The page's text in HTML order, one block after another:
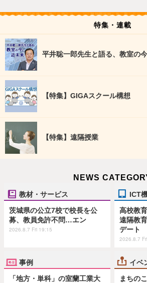
特集・連載
平井聡一郎先生と語る、教室の
【特集】GIGAスクール構想
【特集】遠隔授業
NEWS
教材・サービス
茨城県の公立7校で校長を公
募、教員免許不問…エン
2026.8.7 Fri 19:15
ICT
高校教
遠隔教
デート
2026.8.7
事例
「地方・単科」の室蘭工業大
イベ
まちの